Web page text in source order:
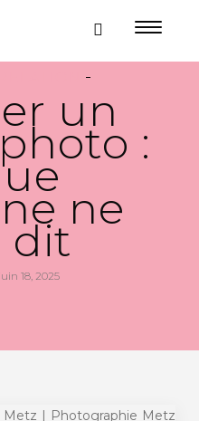
un
:
ne
dit
juin 18, 2025